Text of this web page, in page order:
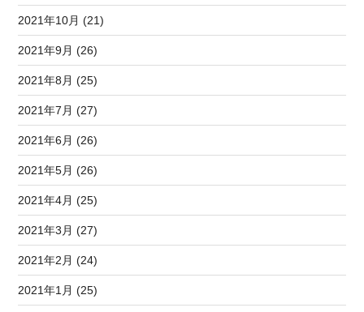
2021年10月 (21)
2021年9月 (26)
2021年8月 (25)
2021年7月 (27)
2021年6月 (26)
2021年5月 (26)
2021年4月 (25)
2021年3月 (27)
2021年2月 (24)
2021年1月 (25)